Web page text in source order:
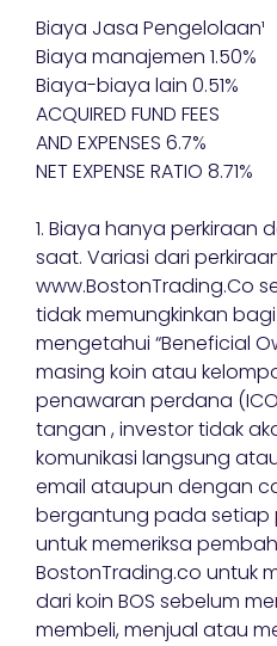
Biaya Jasa Pengelolaan¹
Biaya manajemen 1.50%
Biaya-biaya lain 0.51%
ACQUIRED FUND FEES
AND EXPENSES 6.7%
NET EXPENSE RATIO 8.71%
1. Biaya hanya perkiraan
saat. Variasi dari
www.BostonTrading.Co
tidak memungkinkan
mengetahui “Beneficial
masing koin atau
penawaran perdana
tangan , investor tidak
komunikasi langsung
email ataupun dengan
bergantung pada setiap
untuk memeriksa
BostonTrading.co untuk
dari koin BOS sebelum
membeli, menjual atau